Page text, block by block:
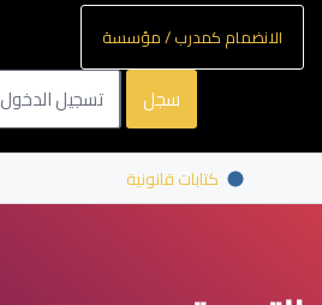
الانضمام كمدرب / مؤسسة
سجل تسجيل الدخول
كتابات قانونية